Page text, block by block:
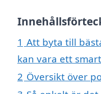
1 Att byta till
kan vara ett
2 Översikt över